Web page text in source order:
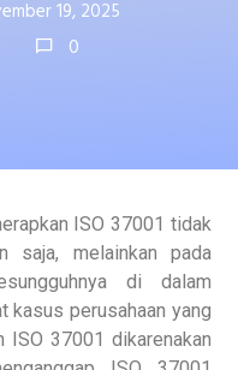
19, 2025
0
ISO 37001 tidak
saja, melainkan pada
di dalam
kasus perusahaan yang
ISO 37001 dikarenakan